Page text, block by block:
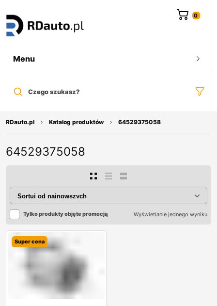
Menu
Czego szukasz?
RDauto.pl Katalog produktów 64529375058
64529375058
Tylko produkty objęte promocją Wyświetlanie jednego wyniku
Super cena